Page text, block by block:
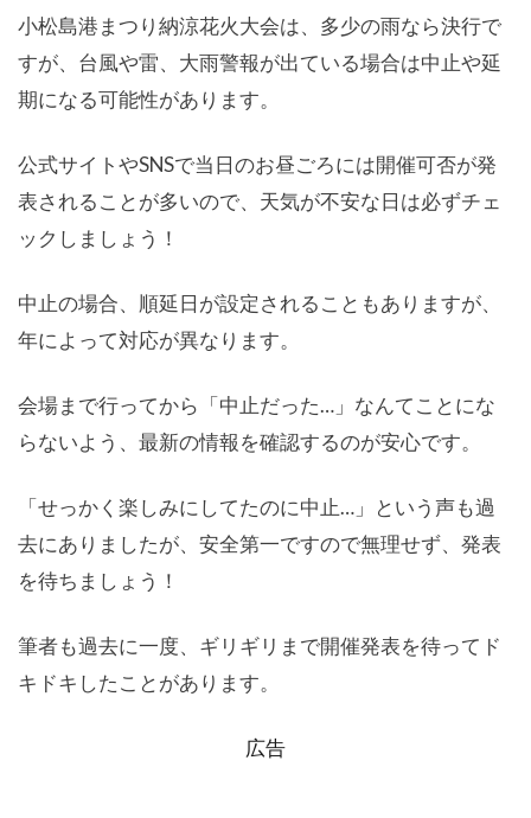
小松島港まつり納涼花火大会は、多少の雨なら決行で
すが、台風や雷、大雨警報が出ている場合は中止や延
期になる可能性があります。
公式サイトやSNSで当日のお昼ごろには開催可否が発
表されることが多いので、天気が不安な日は必ずチェ
ックしましょう！
中止の場合、順延日が設定されることもありますが、
年によって対応が異なります。
会場まで行ってから「中止だった…」なんてことにな
らないよう、最新の情報を確認するのが安心です。
「せっかく楽しみにしてたのに中止…」という声も過
去にありましたが、安全第一ですので無理せず、発表
を待ちましょう！
筆者も過去に一度、ギリギリまで開催発表を待ってド
キドキしたことがあります。
広告